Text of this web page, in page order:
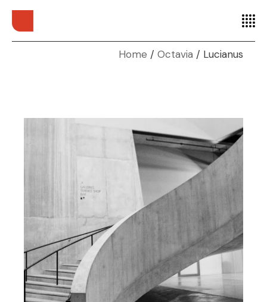
Home Octavia Lucianus